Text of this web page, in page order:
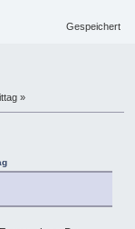
Gespeichert
»